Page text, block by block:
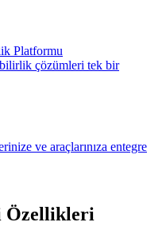
Platformu
çözümleri tek bir
ve araçlarınıza entegre
Özellikleri